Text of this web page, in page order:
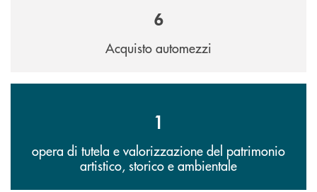
6
Acquisto automezzi
1
opera di tutela e valorizzazione del patrimonio
artistico, storico e ambientale